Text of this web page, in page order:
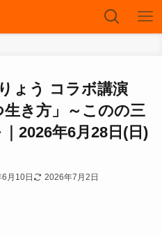
ょう コラボ講演
生き方」～このの三
2026年6月28日(日)
月10日 2026年7月2日